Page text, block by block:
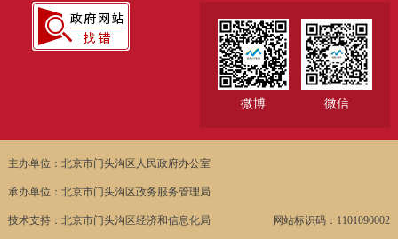
微博 微信
主办单位：北京市门头沟区人民政府办公室
承办单位：北京市门头沟区政务服务管理局
技术支持：北京市门头沟区经济和信息化局 网站标识码：1101090002